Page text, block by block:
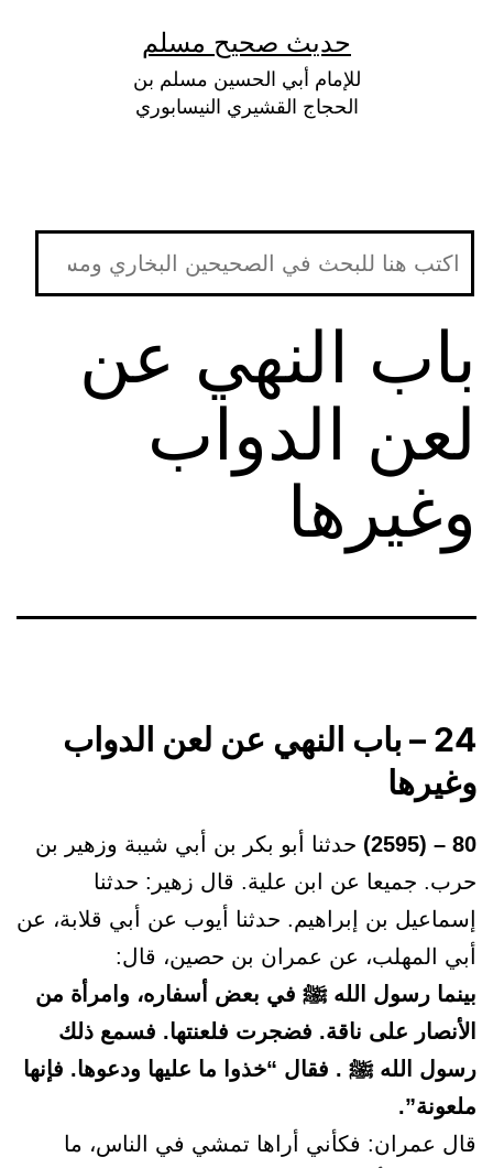
حديث صحيح مسلم
للإمام أبي الحسين مسلم بن
الحجاج القشيري النيسابوري
باب النهي عن
لعن الدواب
وغيرها
24 – باب النهي عن لعن الدواب
وغيرها
80 – (2595)
حدثنا أبو بكر بن أبي شيبة وزهير بن
حرب. جميعا عن ابن علية. قال زهير: حدثنا
إسماعيل بن إبراهيم. حدثنا أيوب عن أبي قلابة، عن
أبي المهلب، عن عمران بن حصين، قال:
بينما رسول الله ﷺ في بعض أسفاره، وامرأة من
الأنصار على ناقة. فضجرت فلعنتها. فسمع ذلك
رسول الله ﷺ . فقال “خذوا ما عليها ودعوها. فإنها
ملعونة”.
قال عمران: فكأني أراها تمشي في الناس، ما